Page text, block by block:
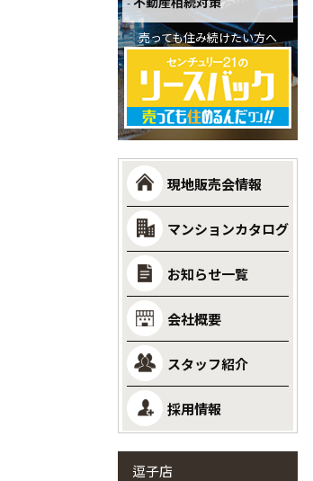
売っても住み続けたい方へ
現地販売会情報
マンションカタログ
お知らせ一覧
会社概要
スタッフ紹介
採用情報
逗子店